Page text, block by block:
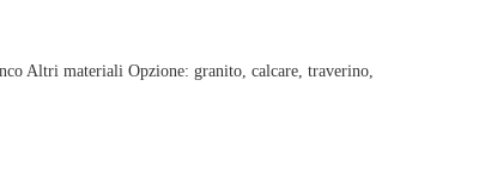
Altri materiali Opzione: granito, calcare, traverino,